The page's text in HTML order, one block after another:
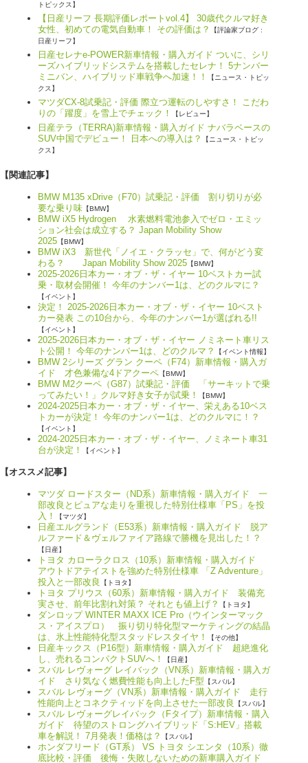
トピックス】
【日産リーフ 長期評価レポートvol.4】 30歳代クルマ好き
女性、初めての電気自動車！ その評価は？
【評論家ブログ :
日産リーフ】
日産セレナe-POWER新車情報・購入ガイド ついに、シリ
ーズハイブリッドシステムを搭載したセレナ！ 5ナンバー
ミニバン、ハイブリッド車戦争へ加速！！
【ニュース・トピッ
クス】
マツダCX-8試乗記・評価 際立つ運転のしやすさ！ こだわ
りの「躍度」を雪上でチェック！
【レビュー】
日産テラ（TERRA)新車情報・購入ガイド ナバラベースの
SUV中国でデビュー！ 日本への導入は？
【ニュース・トピッ
クス】
【関連記事】
BMW M135 xDrive（F70）試乗記・評価 割り切りが必
要な乗り味 【BMW】
BMW iX5 Hydrogen 水素燃料電池参入でゼロ・エミッ
ション社会は成立する？ Japan Mobility Show
2025 【BMW】
BMW iX3 新世代「ノイエ・クラッセ」で、何がどう変
わる？ Japan Mobility Show 2025 【BMW】
2025-2026日本カー・オブ・ザ・イヤー 10ベストカー試
乗・取材会開催！ 今年のナンバー1は、どのクルマに？
【イベント】
決定！ 2025-2026日本カー・オブ・ザ・イヤー 10ベスト
カー発表 この10台から、今年のナンバー1が選ばれる!!
【イベント】
2025-2026日本カー・オブ・ザ・イヤー ノミネート車リス
ト公開！ 今年のナンバー1は、どのクルマ？
【イベント情報】
BMW 2シリーズ グラン クーペ（F74）新車情報・購入ガ
イド 才色兼備な4ドアクーペ 【BMW】
BMW M2クーペ（G87）試乗記・評価 「サーキットで乗
ってみたい！」クルマ好き女子が試乗！
【BMW】
2024-2025日本カー・オブ・ザ・イヤー、栄えある10ベス
トカーが決定！ 今年のナンバー1は、どのクルマに！？
【イベント】
2024-2025日本カー・オブ・ザ・イヤー、ノミネート車31
台が決定！
【イベント】
【オススメ記事】
マツダ ロードスター（ND系）新車情報・購入ガイド 一
部改良とピュアな走りを重視した特別仕様車「PS」を投
入！
【マツダ】
日産エルグランド（E53系）新車情報・購入ガイド 脱ア
ルファード＆ヴェルファイア路線で勝機を見出した！？
【日産】
トヨタ カローラクロス（10系）新車情報・購入ガイド
アウトドアテイストを強めた特別仕様車 「Z Adventure」
投入と一部改良
【トヨタ】
トヨタ プリウス（60系）新車情報・購入ガイド 装備充
実させ、前年比割れ対策？ それとも値上げ？
【トヨタ】
ダンロップ WINTER MAXX ICE Pro（ウインターマック
ス・アイスプロ） 振り切り特化型マーケティングの結晶
は、氷上性能特化型スタッドレスタイヤ！
【その他】
日産キックス（P16型）新車情報・購入ガイド 超絶進化
し、売れるコンパクトSUVへ！
【日産】
スバル レヴォーグ レイバック（VN系）新車情報・購入ガ
イド さり気なく燃費性能も向上したF型 【スバル】
スバル レヴォーグ（VN系）新車情報・購入ガイド 走行
性能向上とコネクティッドを向上させた一部改良
【スバル】
スバル レヴォーグレイバック（Fタイプ）新車情報・購入
ガイド 待望のストロングハイブリッド「S:HEV」搭載
車を解説！ 7月発表！価格は？
【スバル】
ホンダフリード（GT系） VS トヨタ シエンタ（10系）徹
底比較・評価 後悔・失敗しないための新車購入ガイド